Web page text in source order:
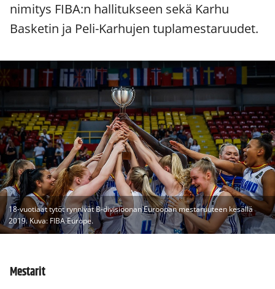
nimitys FIBA:n hallitukseen sekä Karhu
Basketin ja Peli-Karhujen tuplamestaruudet.
18-vuotiaat tytöt rynnivät B-divisioonan Euroopan mestaruuteen kesällä
2019. Kuva: FIBA Europe.
Mestarit